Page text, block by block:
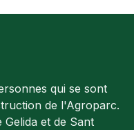
qui se sont
de l'Agroparc.
et de Sant